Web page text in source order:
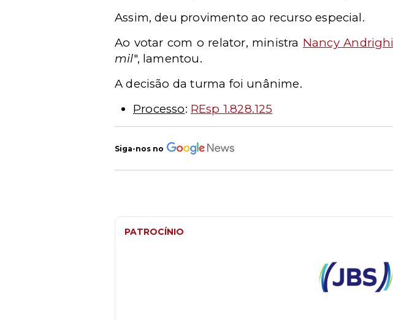
Assim, deu provimento ao recurso especial.
Ao votar com o relator, ministra Nancy Andrighi
mil", lamentou.
A decisão da turma foi unânime.
Processo: REsp 1.828.125
Siga-nos no
PATROCÍNIO